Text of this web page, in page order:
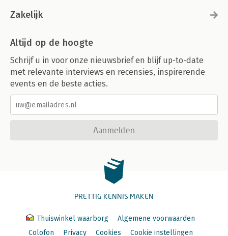
Zakelijk
Altijd op de hoogte
Schrijf u in voor onze nieuwsbrief en blijf up-to-date
met relevante interviews en recensies, inspirerende
events en de beste acties.
Aanmelden
PRETTIG KENNIS MAKEN
Thuiswinkel waarborg
Algemene voorwaarden
Colofon
Privacy Cookies Cookie instellingen